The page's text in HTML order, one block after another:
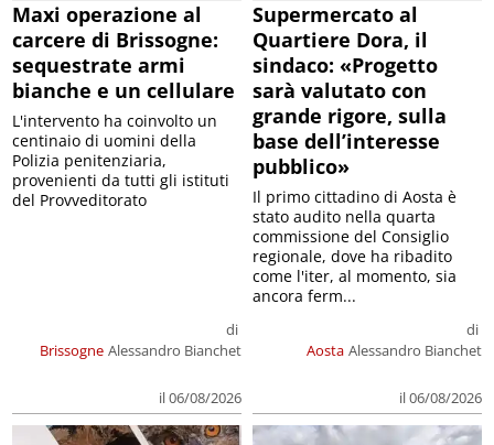
Maxi operazione al
carcere di Brissogne:
sequestrate armi
bianche e un cellulare
Brissogne
di
Alessandro Bianchet
il 06/08/2026
L'intervento ha coinvolto un
centinaio di uomini della
Polizia penitenziaria,
provenienti da tutti gli istituti
del Provveditorato
Supermercato al
Quartiere Dora, il
sindaco: «Progetto
sarà valutato con
grande rigore, sulla
base dell’interesse
pubblico»
Aosta
di
Alessandro Bianchet
il 06/08/2026
Il primo cittadino di Aosta è
stato audito nella quarta
commissione del Consiglio
regionale, dove ha ribadito
come l'iter, al momento, sia
ancora ferm...